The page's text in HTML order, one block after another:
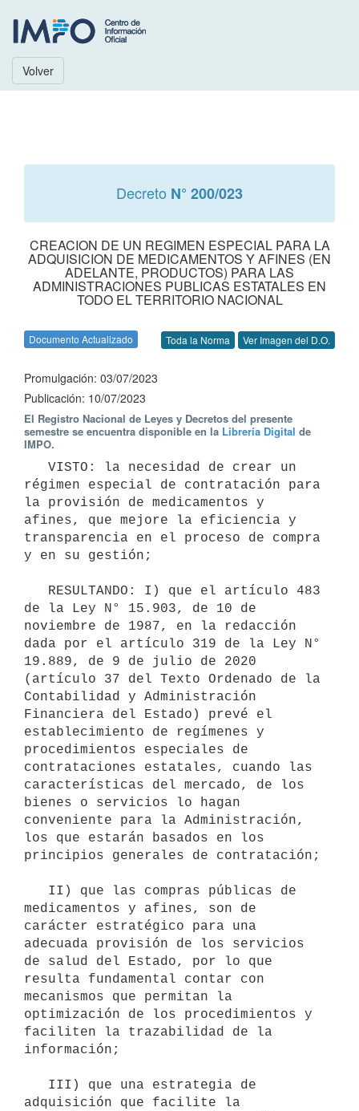
Volver
Decreto N° 200/023
CREACION DE UN REGIMEN ESPECIAL PARA LA
ADQUISICION DE MEDICAMENTOS Y AFINES (EN
ADELANTE, PRODUCTOS) PARA LAS
ADMINISTRACIONES PUBLICAS ESTATALES EN
TODO EL TERRITORIO NACIONAL
Documento Actualizado Toda la Norma Ver Imagen del D.O.
Promulgación: 03/07/2023
Publicación: 10/07/2023
El Registro Nacional de Leyes y Decretos del presente
semestre se encuentra disponible en la Librería Digital de
IMPO.
régimen especial de contratación para
la provisión de medicamentos y
afines, que mejore la eficiencia y
transparencia en el proceso de compra
y en su gestión;
de la Ley N° 15.903, de 10 de
noviembre de 1987, en la redacción
dada por el artículo 319 de la Ley N°
19.889, de 9 de julio de 2020
(artículo 37 del Texto Ordenado de la
Contabilidad y Administración
Financiera del Estado) prevé el
establecimiento de regímenes y
procedimientos especiales de
contrataciones estatales, cuando las
características del mercado, de los
bienes o servicios lo hagan
conveniente para la Administración,
los que estarán basados en los
principios generales de contratación;
medicamentos y afines, son de
carácter estratégico para una
adecuada provisión de los servicios
de salud del Estado, por lo que
resulta fundamental contar con
mecanismos que permitan la
optimización de los procedimientos y
faciliten la trazabilidad de la
información;
adquisición que facilite la